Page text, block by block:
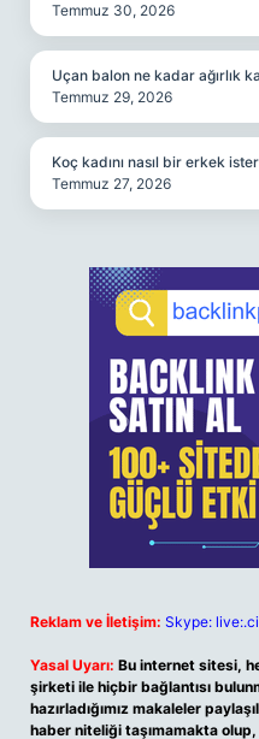
Temmuz 30, 2026
Uçan balon ne kadar ağırlık
Temmuz 29, 2026
Koç kadını nasıl bir erkek
Temmuz 27, 2026
Reklam ve İletişim: Skype:
Yasal Uyarı: Bu internet sitesi,
şirketi ile hiçbir bağlantısı
hazırladığımız makaleler
haber niteliği taşımamakta